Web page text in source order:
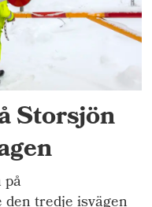
Storsjön
på